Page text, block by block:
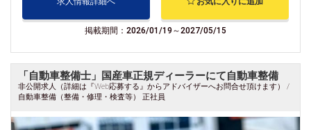
掲載期間：2026/01/19～2027/05/15
「自動車整備士」国産車正規ディーラーにて自動車整備
非公開求人（詳細は『Web応募する』からアドバイザーへお問合せ頂けます） /
自動車整備（整備・修理・検査等） 正社員